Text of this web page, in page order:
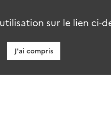
sur le lien ci-
J'ai compris